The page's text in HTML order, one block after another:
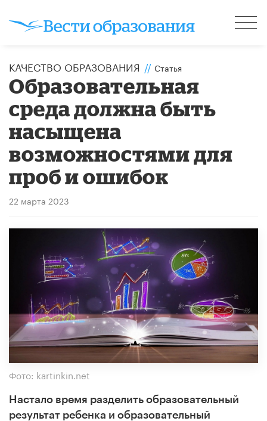
КАЧЕСТВО ОБРАЗОВАНИЯ // Статья
Образовательная
среда должна быть
насыщена
возможностями для
проб и ошибок
22 марта 2023
Фото: kartinkin.net
Настало время разделить образовательный
результат ребенка и образовательный